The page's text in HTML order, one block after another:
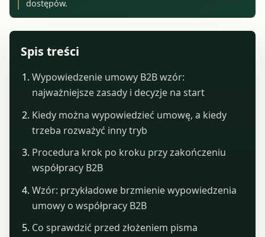
dostępów.
Spis treści
Wypowiedzenie umowy B2B wzór:
najważniejsze zasady i decyzje na start
Kiedy można wypowiedzieć umowę, a kiedy
trzeba rozważyć inny tryb
Procedura krok po kroku przy zakończeniu
współpracy B2B
Wzór: przykładowe brzmienie wypowiedzenia
umowy o współpracy B2B
Co sprawdzić przed złożeniem pisma